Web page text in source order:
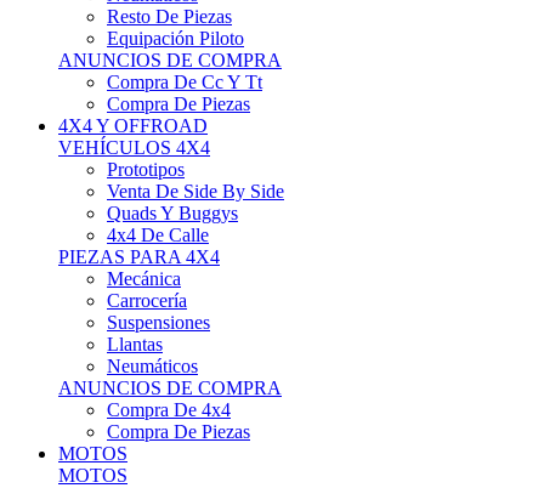
Equipación Piloto
ANUNCIOS DE COMPRA
Compra De Cc Y Tt
Compra De Piezas
4X4 Y OFFROAD
VEHÍCULOS 4X4
Prototipos
Venta De Side By Side
Quads Y Buggys
4x4 De Calle
PIEZAS PARA 4X4
Mecánica
Carrocería
Suspensiones
Llantas
Neumáticos
ANUNCIOS DE COMPRA
Compra De 4x4
Compra De Piezas
MOTOS
MOTOS
Motos De Circuito